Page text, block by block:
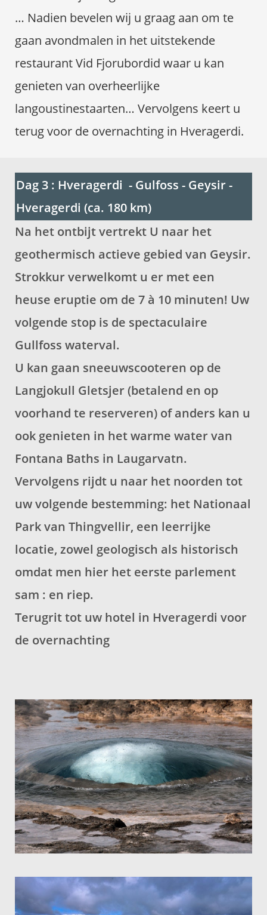
… Nadien bevelen wij u graag aan om te
gaan avondmalen in het uitstekende
restaurant Vid Fjorubordid waar u kan
genieten van overheerlijke
langoustinestaarten… Vervolgens keert u
terug voor de overnachting in Hveragerdi.
Dag 3 : Hveragerdi - Gulfoss - Geysir -
Hveragerdi (ca. 180 km)
Na het ontbijt vertrekt U naar het
geothermisch actieve gebied van Geysir.
Strokkurverwelkomt u er met een
heuse eruptie om de 7 à 10 minuten! Uw
volgende stop is de spectaculaire
Gullfoss waterval.
U kan gaan sneeuwscooteren op de
Langjokull Gletsjer(betalend en op
voorhand te reserveren) of anders kan u
ook genieten in het warme water van
Fontana Baths in Laugarvatn.
Vervolgens rijdt u naar het noorden tot
uw volgende bestemming: het Nationaal
Park van Thingvellir, een leerrijke
locatie, zowel geologisch als historisch
omdat men hier het eerste parlement
sam : en riep.
Terugrit tot uw hotel in Hveragerdi voor
de overnachting